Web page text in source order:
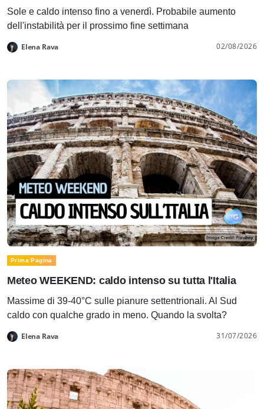
Sole e caldo intenso fino a venerdì. Probabile aumento
dell'instabilità per il prossimo fine settimana
Elena Rava 02/08/2026
Prima Pagina
Meteo WEEKEND: caldo intenso su tutta l'Italia
Massime di 39-40°C sulle pianure settentrionali. Al Sud
caldo con qualche grado in meno. Quando la svolta?
Elena Rava 31/07/2026